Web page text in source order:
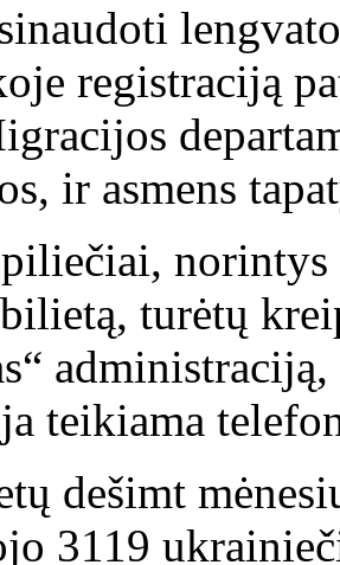
registraciją
ir asmens
norintys
turėtų
teikiama
dešimt
3119